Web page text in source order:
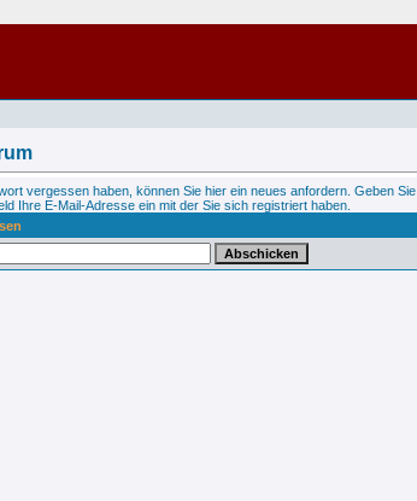
vergessen haben, können Sie hier ein neues anfordern. Geben Sie
Ihre E-Mail-Adresse ein mit der Sie sich registriert haben.